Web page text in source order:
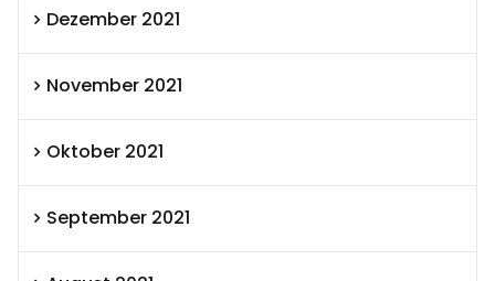
Dezember 2021
November 2021
Oktober 2021
September 2021